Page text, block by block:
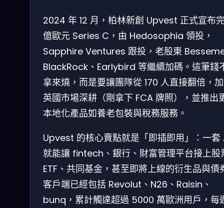
2024 年 12 月，柏林新創 Upvest 正式宣布
億歐元 Series C，由 Hedosophia 領投，
Sapphire Ventures 跟投，老股東
BlackRock、Earlybird 等繼續加碼。這筆錢
拿來燒，而是要讓團隊從 170 人直接翻倍，
英國市場深耕（剛拿下 FCA 牌照），並推出
本地化產品如養老包裝與稅務服務。
Upvest 的核心賣點就是「即插即用」：一套
就能讓 fintech、銀行、財富管理平台接上股
ETF、共同基金，甚至即將上線的衍生品與債
客戶端已經包括 Revolut、N26、Raisin、
bunq，累計觸達超過 5000 萬歐洲用戶，每